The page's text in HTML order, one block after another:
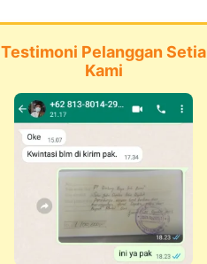
Testimoni Pelanggan Setia
Kami